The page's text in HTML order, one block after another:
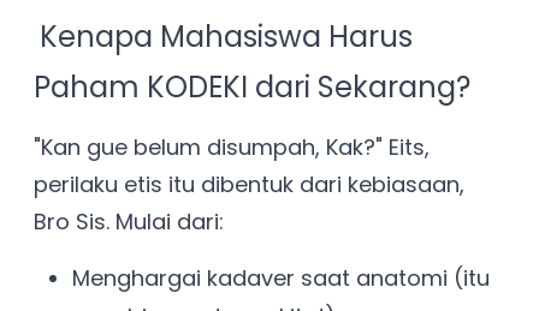
Kenapa Mahasiswa Harus
Paham KODEKI dari Sekarang?
"Kan gue belum disumpah, Kak?" Eits,
perilaku etis itu dibentuk dari kebiasaan,
Bro Sis. Mulai dari:
Menghargai kadaver saat anatomi (itu